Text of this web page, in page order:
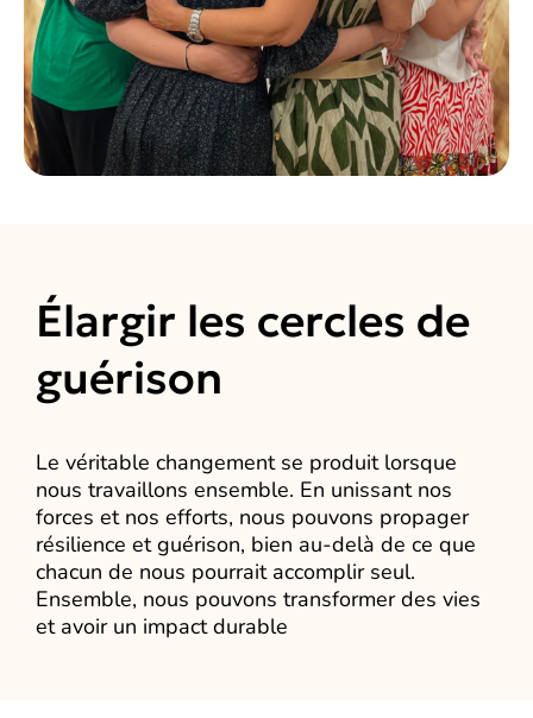
Élargir les cercles de
guérison
Le véritable changement se produit lorsque
nous travaillons ensemble. En unissant nos
forces et nos efforts, nous pouvons propager
résilience et guérison, bien au-delà de ce que
chacun de nous pourrait accomplir seul.
Ensemble, nous pouvons transformer des vies
et avoir un impact durable